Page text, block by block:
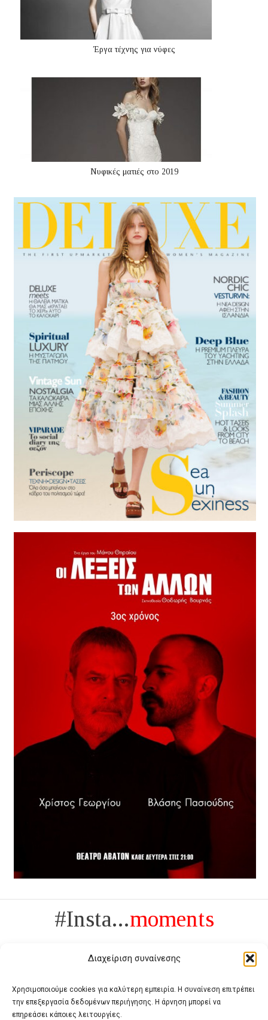
Διαχείριση συναίνεσης
Χρησιμοποιούμε cookies για καλύτερη εμπειρία. Η συναίνεση επιτρέπει
την επεξεργασία δεδομένων περιήγησης. Η άρνηση μπορεί να
επηρεάσει κάποιες λειτουργίες.
Έργα τέχνης για νύφες
Νυφικές ματιές στο 2019
#Insta...moments
Πολυτέλεια δεν είναι το αντίθετο της ανέχειας, είναι το αντίθετο της